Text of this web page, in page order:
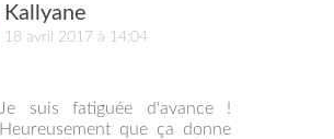
Kallyane
18 avril 2017 à 14:04
Je suis fatiguée d'avance !
Heureusement que ça donne